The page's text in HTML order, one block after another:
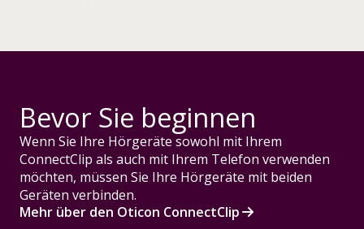
Bevor Sie beginnen
Wenn Sie Ihre Hörgeräte sowohl mit Ihrem
ConnectClip als auch mit Ihrem Telefon verwenden
möchten, müssen Sie Ihre Hörgeräte mit beiden
Geräten verbinden.
Mehr über den Oticon ConnectClip